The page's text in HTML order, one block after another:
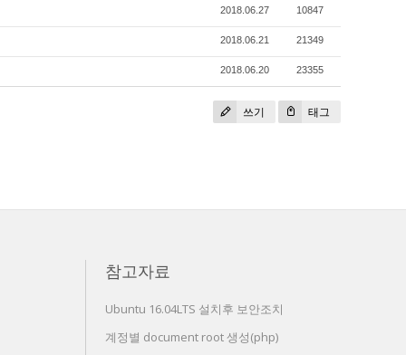
2018.06.27 10847
2018.06.21 21349
2018.06.20 23355
쓰기 태그
참고자료
Ubuntu 16.04LTS 설치후 보안조치
계정별 document root 생성(php)